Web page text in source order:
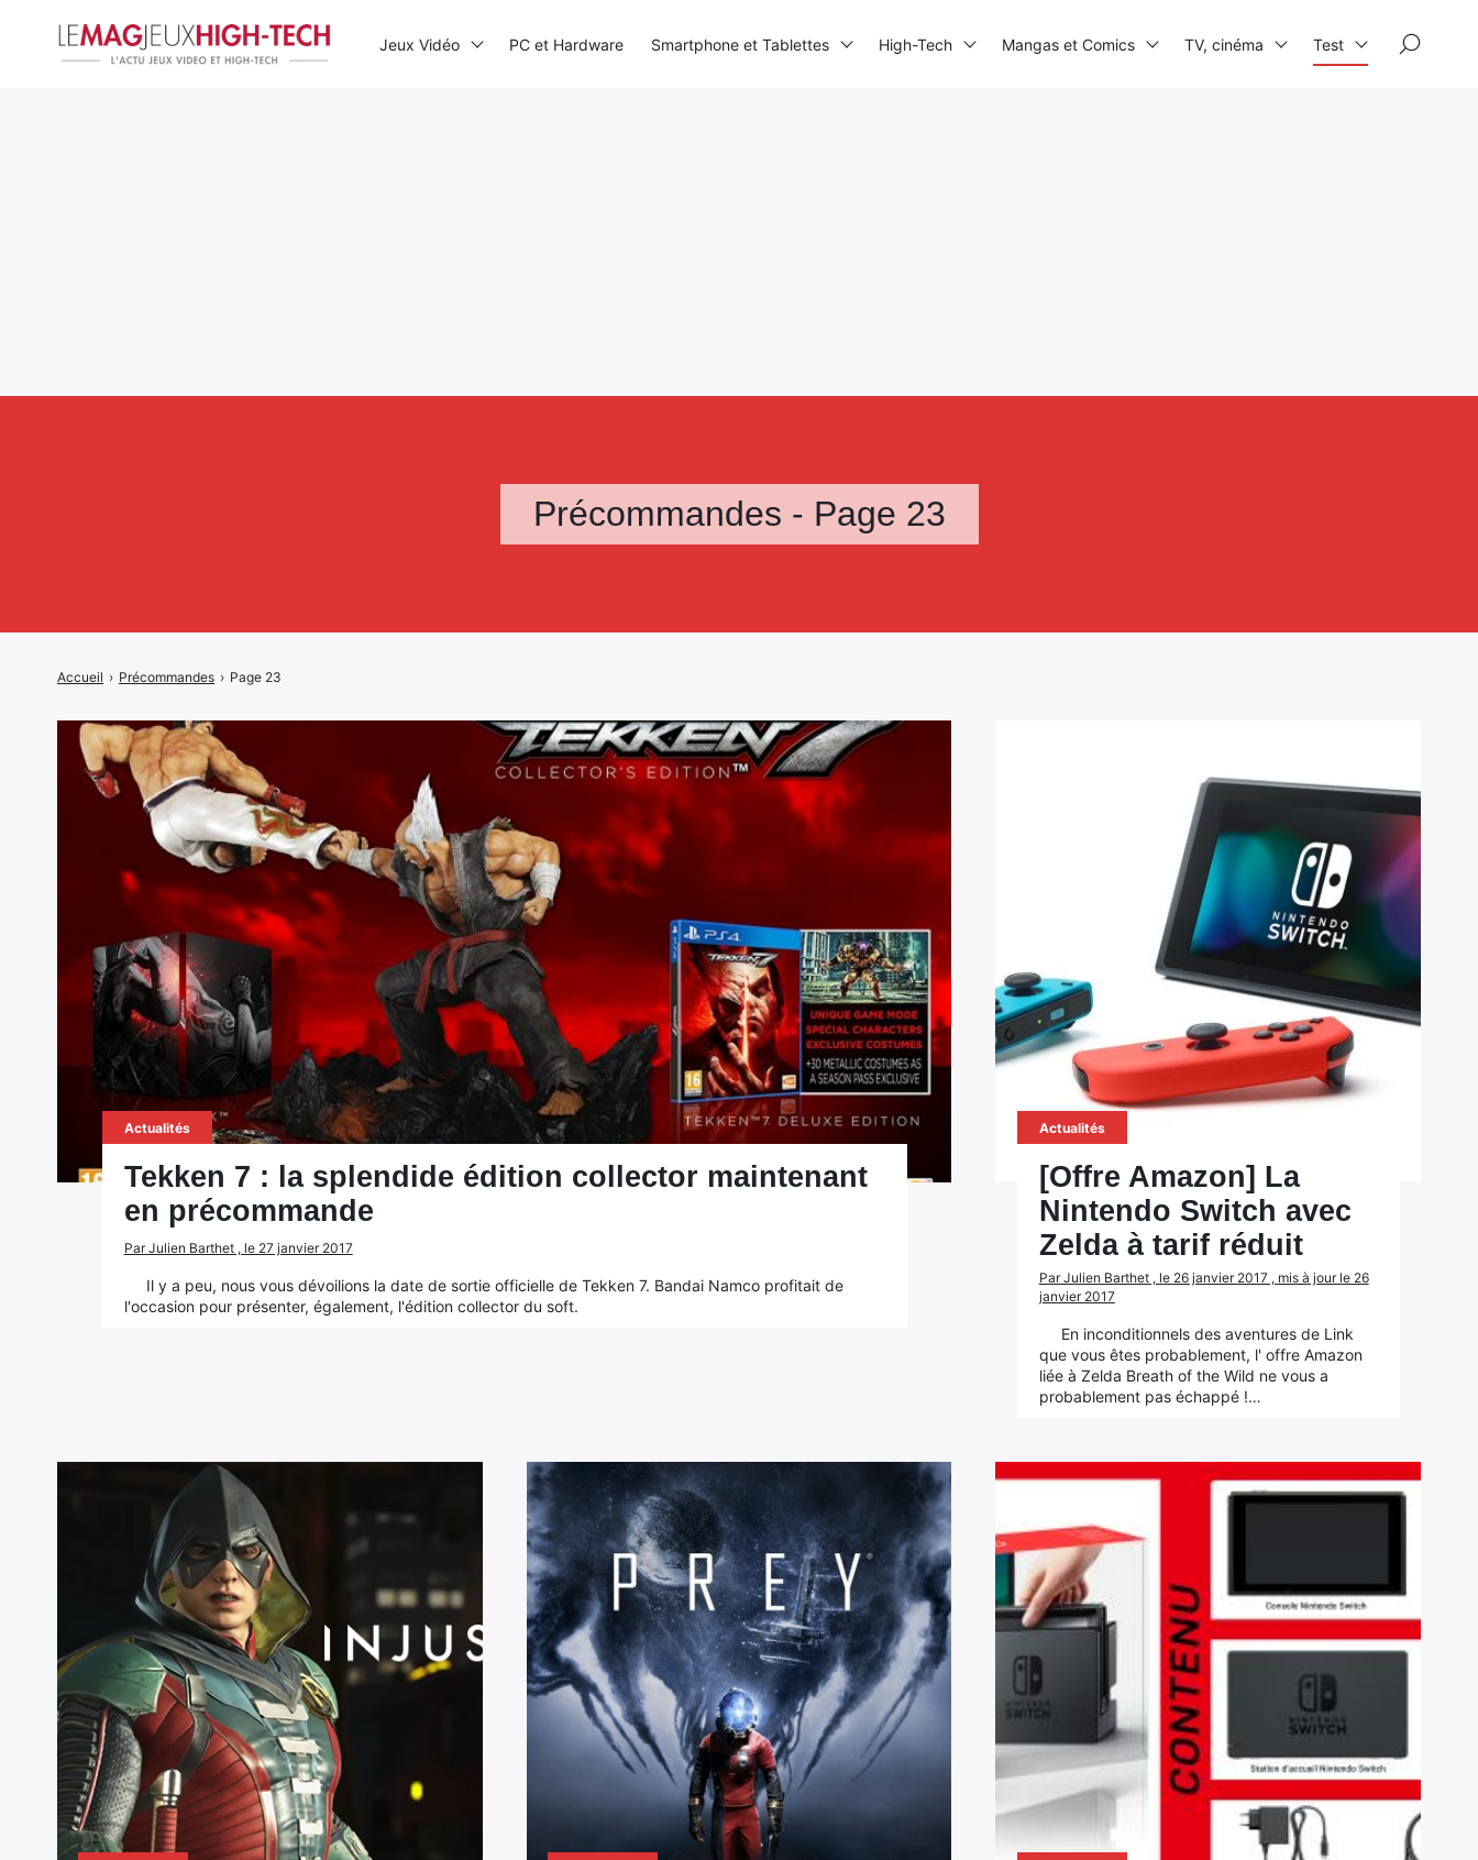
Précommandes - Page 23
Accueil › Précommandes › Page 23
Actualités
Tekken 7 : la splendide édition collector maintenant
en précommande
Par Julien Barthet , le 27 janvier 2017
Il y a peu, nous vous dévoilions la date de sortie officielle de Tekken 7. Bandai Namco profitait de
l'occasion pour présenter, également, l'édition collector du soft.
Actualités
[Offre Amazon] La
Nintendo Switch avec
Zelda à tarif réduit
Par Julien Barthet , le 26 janvier 2017 , mis à jour le 26
janvier 2017
En inconditionnels des aventures de Link
que vous êtes probablement, l' offre Amazon
liée à Zelda Breath of the Wild ne vous a
probablement pas échappé !…
Jeux Vidéo PC et Hardware Smartphone et Tablettes High-Tech Mangas et Comics TV, cinéma Test